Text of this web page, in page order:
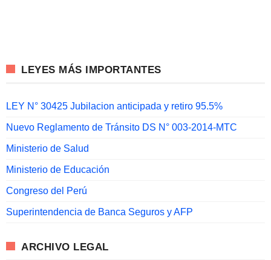
LEYES MÁS IMPORTANTES
LEY N° 30425 Jubilacion anticipada y retiro 95.5%
Nuevo Reglamento de Tránsito DS N° 003-2014-MTC
Ministerio de Salud
Ministerio de Educación
Congreso del Perú
Superintendencia de Banca Seguros y AFP
ARCHIVO LEGAL